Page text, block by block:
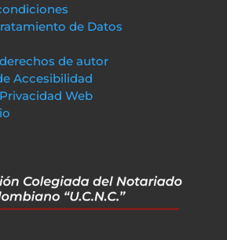
de Datos
de autor
Accesibilidad
Web